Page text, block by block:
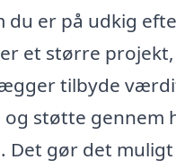
du er på udkig
et større
tilbyde
og støtte gennem
Det gør det